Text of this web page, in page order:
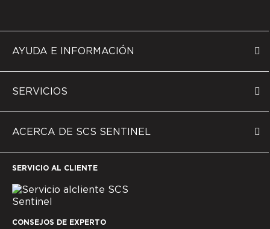
AYUDA E INFORMACIÓN
SERVICIOS
ACERCA DE SCS SENTINEL
SERVICIO AL CLIENTE
CONSEJOS DE EXPERTO